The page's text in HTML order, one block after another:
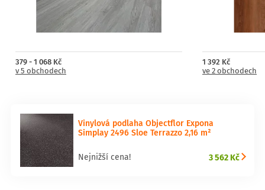
379 - 1 068 Kč
v 5 obchodech
1 392 Kč
ve 2 obchodech
Vinylová podlaha Objectflor Expona
Simplay 2496 Sloe Terrazzo 2,16 m²
Nejnižší cena! 3 562 Kč